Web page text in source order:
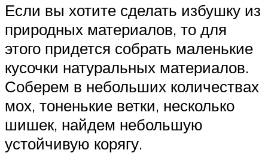
Если вы хотите сделать избушку из
природных материалов, то для
этого придется собрать маленькие
кусочки натуральных материалов.
Соберем в небольших количествах
мох, тоненькие ветки, несколько
шишек, найдем небольшую
устойчивую корягу.